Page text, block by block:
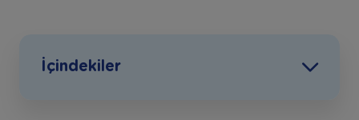
İçindekiler